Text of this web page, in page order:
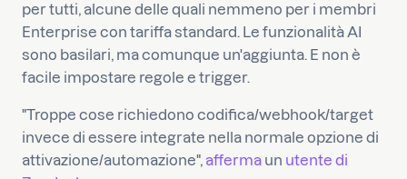
per tutti, alcune delle quali nemmeno per i membri
Enterprise con tariffa standard. Le funzionalità AI
sono basilari, ma comunque un'aggiunta. E non è
facile impostare regole e trigger.
"Troppe cose richiedono codifica/webhook/target
invece di essere integrate nella normale opzione di
attivazione/automazione",afferma un utente di